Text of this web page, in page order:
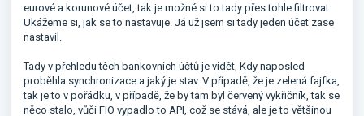
eurové a korunové účet, tak je možné si to tady přes tohle filtrovat.
Ukážeme si, jak se to nastavuje. Já už jsem si tady jeden účet zase
nastavil.
Tady v přehledu těch bankovních účtů je vidět, Kdy naposled
proběhla synchronizace a jaký je stav. V případě, že je zelená fajfka,
tak je to v pořádku, v případě, že by tam byl červený vykřičník, tak se
něco stalo, vůči FIO vypadlo to API, což se stává, ale je to většinou